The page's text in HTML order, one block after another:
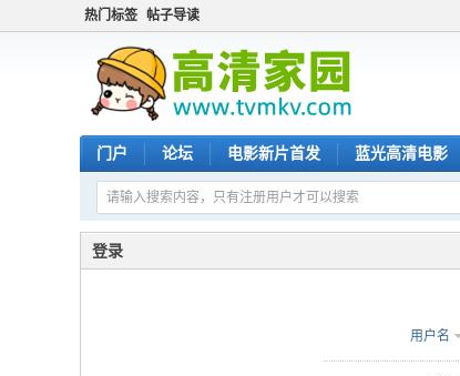
热门标签 帖子导读
门户 论坛 电影新片首发 蓝光高清电影
登录
用户名